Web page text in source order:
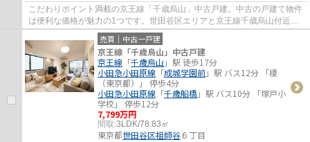
こだわりポイント満載の京王線「千歳烏山」中古戸建。中古の戸建て物件
は便利な価格が魅力の1つです。世田谷区エリアと京王線千歳烏山付近の
不動産探しなら、当社がオススメです。当社...
売買｜中古一戸建
京王線「千歳烏山」中古戸建
京王線 「千歳烏山 」駅 徒歩17分
小田急小田原線 「成城学園前」駅 バス12分 「榎
（東京都）」 停歩4分
小田急小田原線 「千歳船橋」駅 バス10分 「塚戸小
学校」 停歩12分
7,799万円
間取:3LDK/78.83㎡
東京都世田谷区祖師谷６丁目